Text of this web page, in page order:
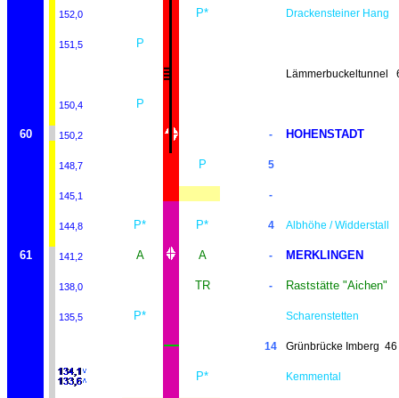
152,0 P* Drackensteiner Hang
151,5 P
Lämmerbuckeltunnel
150,4 P
60 150,2 - HOHENSTADT
148,7 P 5
145,1 -
144,8 P* P* 4 Albhöhe / Widderstall
61 141,2 A A - MERKLINGEN
138,0 TR - Raststätte "Aichen"
135,5 P* Scharenstetten
14 Grünbrücke Imberg 46
P* Kemmental